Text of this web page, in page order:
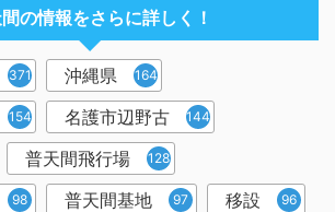
の情報をさらに詳しく！
371 沖縄県 164
154 名護市辺野古 144
普天間飛行場 128
98 普天間基地 97 移設 96